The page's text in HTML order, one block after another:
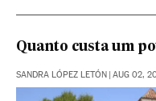
Quanto custa um
SANDRA LÓPEZ LETÓN AUG 02,